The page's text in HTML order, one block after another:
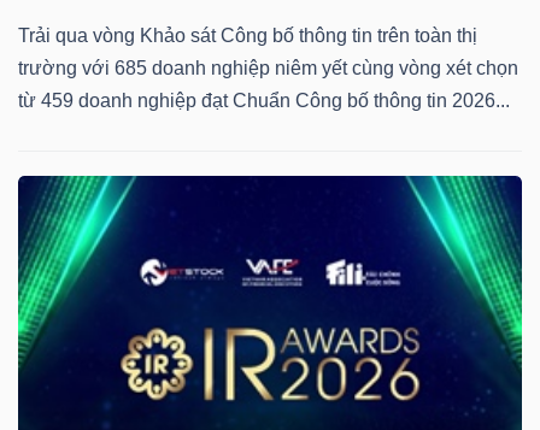
Trải qua vòng Khảo sát Công bố thông tin trên toàn thị
trường với 685 doanh nghiệp niêm yết cùng vòng xét chọn
từ 459 doanh nghiệp đạt Chuẩn Công bố thông tin 2026...